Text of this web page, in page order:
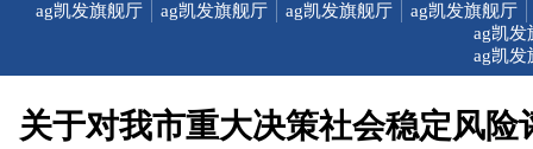
ag凯发旗舰厅
ag凯发旗舰厅
ag凯发旗舰厅
ag凯发旗舰厅
ag凯发
ag凯发
关于对我市重大决策社会稳定风